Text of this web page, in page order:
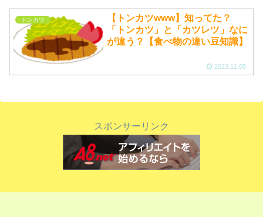
トンカツ
【トンカツwww】知ってた？
「トンカツ」と「カツレツ」なに
が違う？【食べ物の違い豆知識】
2023.11.05
スポンサーリンク